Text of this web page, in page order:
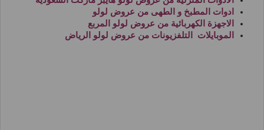
ادوات المطبخ و الطهى من عروض لولو
الاجهزة الكهربائية من عروض لولو المربع
الموبايلات التلفزيونات من عروض لولو الرياض